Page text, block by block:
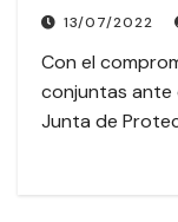
13/07/2022
Con el
conjuntas ante
Junta de